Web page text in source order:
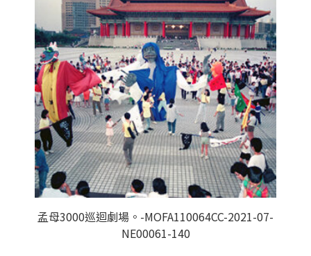
孟母3000巡迴劇場。-MOFA110064CC-2021-07-
NE00061-140